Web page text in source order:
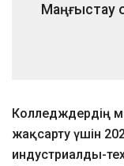
Маңғыстау
Колледждердің
жақсарту үшін
индустриалды-